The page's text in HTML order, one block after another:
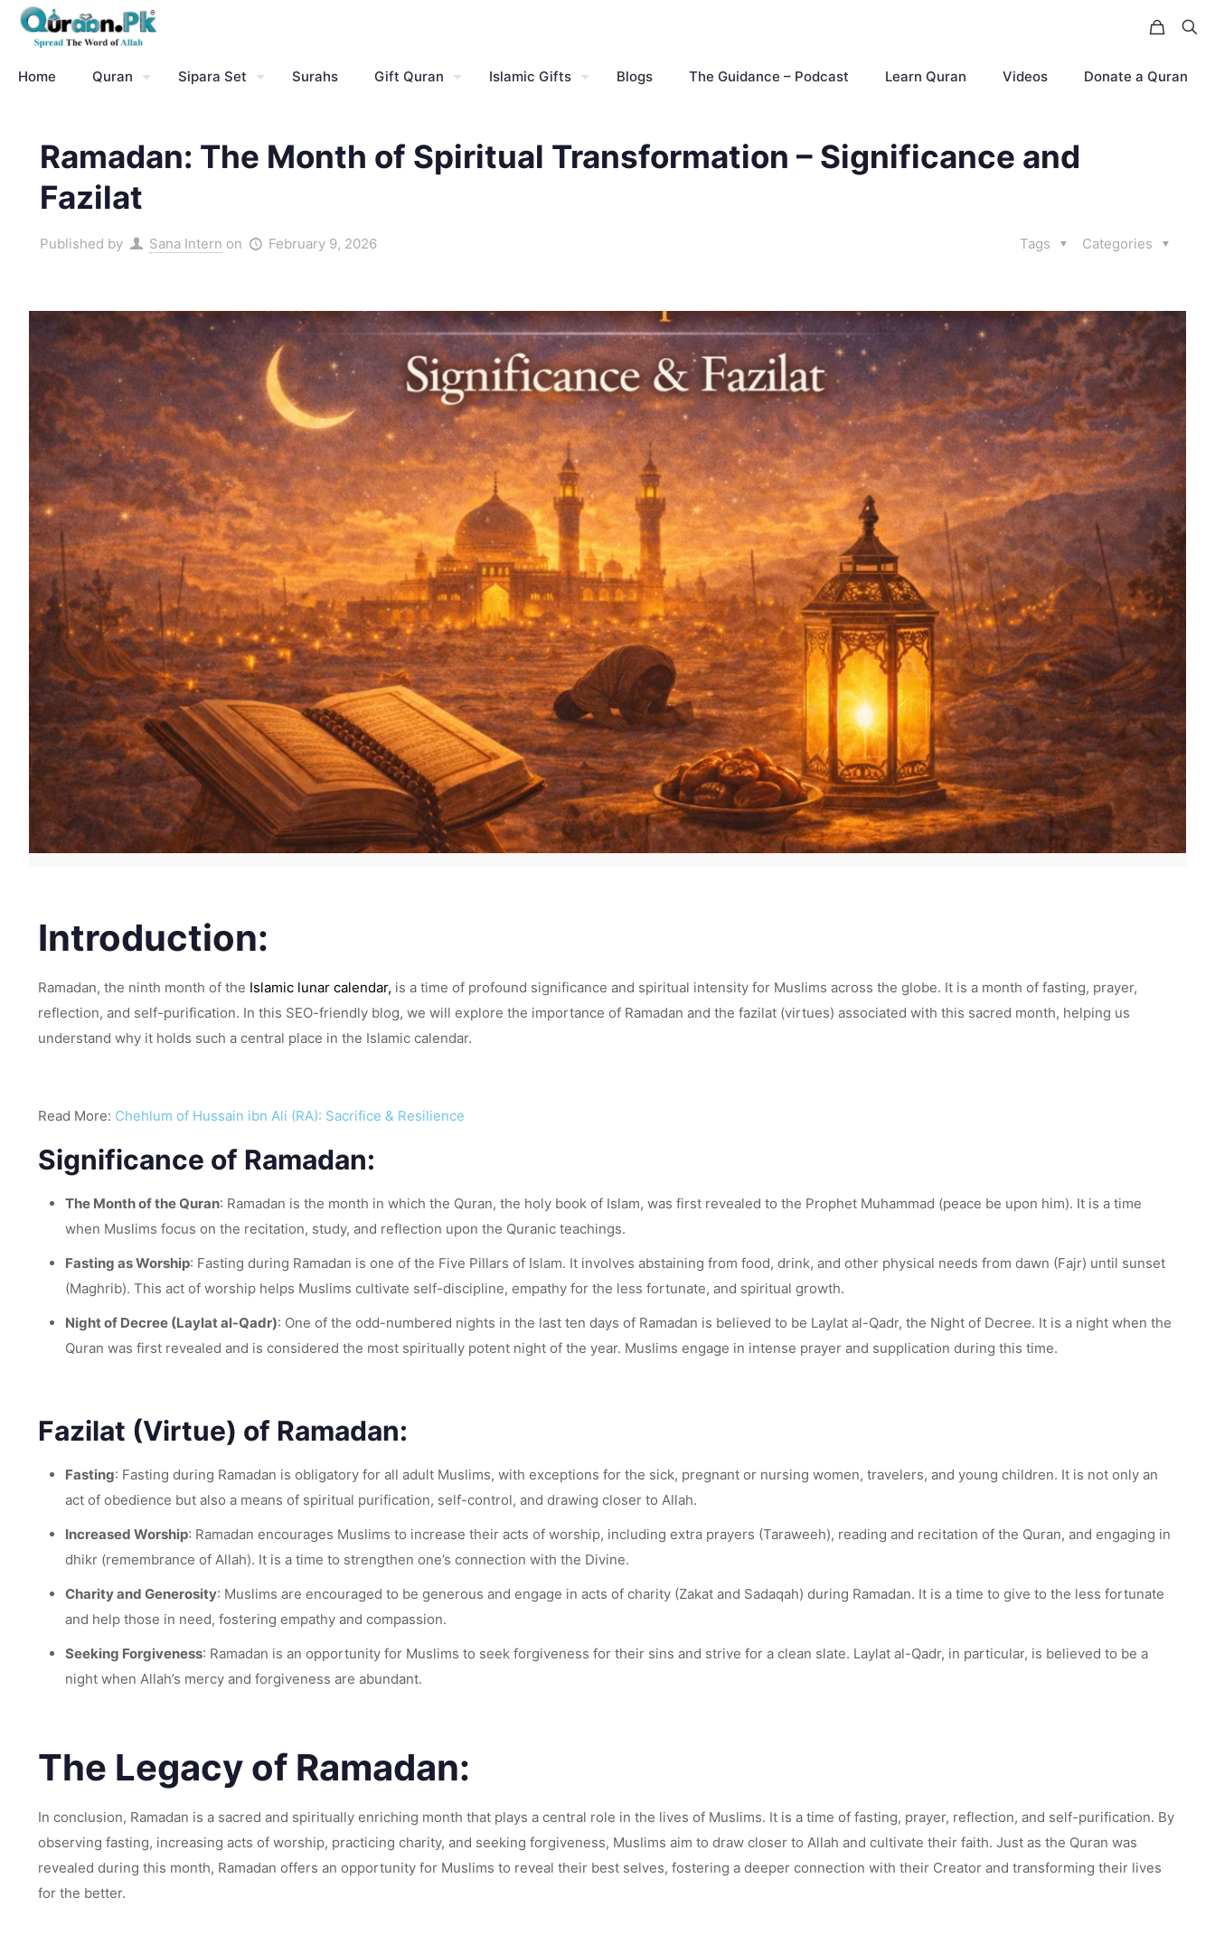
Home Quran Sipara Set Surahs Gift Quran Islamic Gifts Blogs The Guidance – Podcast Learn Quran Videos Donate a Quran
Ramadan: The Month of Spiritual Transformation – Significance and
Fazilat
Published by Sana Intern on February 9, 2026 Categories
Tags
Introduction:
Ramadan, the ninth month of the Islamic lunar calendar, is a time of profound significance and spiritual intensity for Muslims across the globe. It is a month of fasting, prayer,
reflection, and self-purification. In this SEO-friendly blog, we will explore the importance of Ramadan and the fazilat (virtues) associated with this sacred month, helping us
understand why it holds such a central place in the Islamic calendar.
Read More: Chehlum of Hussain ibn Ali (RA): Sacrifice & Resilience
Significance of Ramadan:
The Month of the Quran: Ramadan is the month in which the Quran, the holy book of Islam, was first revealed to the Prophet Muhammad (peace be upon him). It is a time
when Muslims focus on the recitation, study, and reflection upon the Quranic teachings.
Fasting as Worship: Fasting during Ramadan is one of the Five Pillars of Islam. It involves abstaining from food, drink, and other physical needs from dawn (Fajr) until sunset
(Maghrib). This act of worship helps Muslims cultivate self-discipline, empathy for the less fortunate, and spiritual growth.
Night of Decree (Laylat al-Qadr): One of the odd-numbered nights in the last ten days of Ramadan is believed to be Laylat al-Qadr, the Night of Decree. It is a night when the
Quran was first revealed and is considered the most spiritually potent night of the year. Muslims engage in intense prayer and supplication during this time.
Fazilat (Virtue) of Ramadan:
Fasting: Fasting during Ramadan is obligatory for all adult Muslims, with exceptions for the sick, pregnant or nursing women, travelers, and young children. It is not only an
act of obedience but also a means of spiritual purification, self-control, and drawing closer to Allah.
Increased Worship: Ramadan encourages Muslims to increase their acts of worship, including extra prayers (Taraweeh), reading and recitation of the Quran, and engaging in
dhikr (remembrance of Allah). It is a time to strengthen one’s connection with the Divine.
Charity and Generosity: Muslims are encouraged to be generous and engage in acts of charity (Zakat and Sadaqah) during Ramadan. It is a time to give to the less fortunate
and help those in need, fostering empathy and compassion.
Seeking Forgiveness: Ramadan is an opportunity for Muslims to seek forgiveness for their sins and strive for a clean slate. Laylat al-Qadr, in particular, is believed to be a
night when Allah’s mercy and forgiveness are abundant.
The Legacy of Ramadan:
In conclusion, Ramadan is a sacred and spiritually enriching month that plays a central role in the lives of Muslims. It is a time of fasting, prayer, reflection, and self-purification. By
observing fasting, increasing acts of worship, practicing charity, and seeking forgiveness, Muslims aim to draw closer to Allah and cultivate their faith. Just as the Quran was
revealed during this month, Ramadan offers an opportunity for Muslims to reveal their best selves, fostering a deeper connection with their Creator and transforming their lives
for the better.